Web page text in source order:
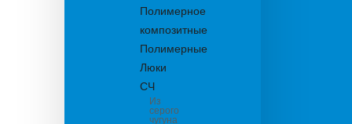
Полимерное
композитные
Полимерные
Люки
СЧ
Из
серого
чугуна